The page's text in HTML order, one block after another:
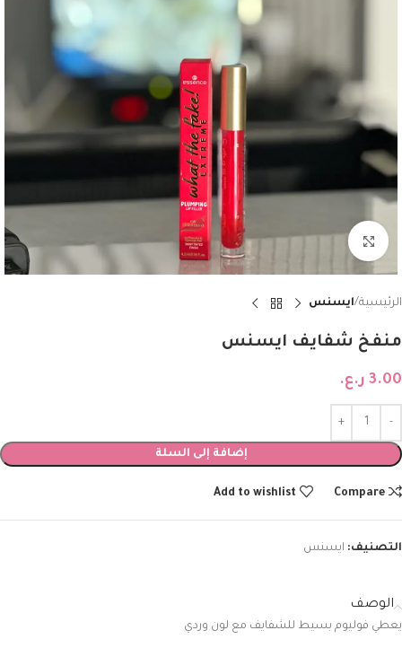
Click to enlarge
الرئيسية ايسنس
منفخ شفايف ايسنس
3.00 ر.ع.
إضافة إلى السلة
Compare
Add to wishlist
التصنيف: ايسنس
الوصف
يعطي فوليوم بسيط للشفايف مع لون وردي